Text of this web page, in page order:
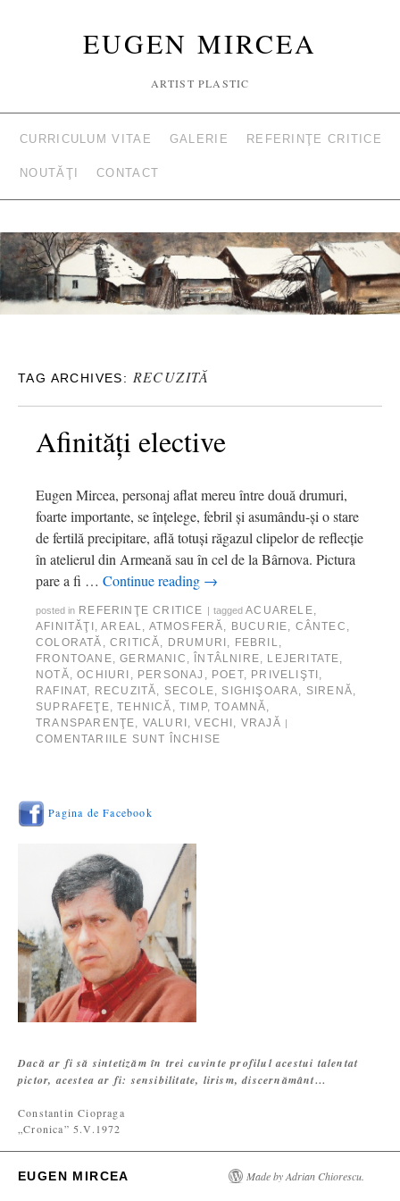
EUGEN MIRCEA
ARTIST PLASTIC
CURRICULUM VITAE GALERIE REFERINŢE CRITICE
NOUTĂŢI CONTACT
TAG ARCHIVES: RECUZITĂ
Afinităţi elective
Eugen Mircea, personaj aflat mereu între două drumuri,
foarte importante, se înţelege, febril şi asumându-şi o stare
de fertilă precipitare, află totuşi răgazul clipelor de reflecţie
în atelierul din Armeană sau în cel de la Bârnova. Pictura
pare a fi … Continue reading →
posted in REFERINŢE CRITICE tagged ACUARELE,
AFINITĂŢI ,AREAL, ATMOSFERĂ, BUCURIE, CÂNTEC ,
COLORATĂ ,CRITICĂ, DRUMURI , FEBRIL,
FRONTOANE,GERMANIC , ÎNTÂLNIRE, LEJERITATE,
NOTĂ,OCHIURI , PERSONAJ , POET, PRIVELIŞTI ,
RAFINAT, RECUZITĂ, SECOLE, SIGHIŞOARA, SIRENĂ,
SUPRAFEŢE,TEHNICĂ ,TIMP,TOAMNĂ,
TRANSPARENŢE, VALURI ,VECHI , VRAJĂ
COMENTARIILE SUNT ÎNCHISE
Pagina de Facebook
Dacă ar fi să sintetizăm în trei cuvinte profilul acestui talentat
pictor, acestea ar fi: sensibilitate, lirism, discernământ…
Constantin Ciopraga
„Cronica” 5.V.1972
EUGEN MIRCEA Made by Adrian Chiorescu.